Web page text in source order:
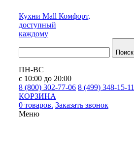
Кухни Mall Комфорт,
доступный
каждому
Поиск
ПН-ВС
с 10:00 до 20:00
8 (800) 302-77-06 8 (499) 348-15-11
КОРЗИНА
0 товаров. Заказать звонок
Меню